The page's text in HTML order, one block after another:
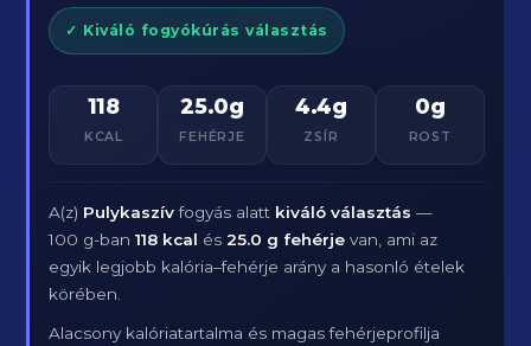
✓ Kiváló fogyókúrás választás
118
KCAL
25.0g
FEHÉRJE
4.4g
ZSÍR
0g
ROST
A(z) Pulykaszívfogyás alatt kiváló választás —
100 g-ban118 kcal és25.0 g fehérje van, ami az
egyik legjobb kalória–fehérje arány a hasonló ételek
körében.
Alacsony kalóriatartalma és magas fehérjeprofilja